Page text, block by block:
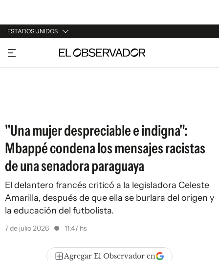
ESTADOS UNIDOS
URUGUAY
ARGENTINA
"Una mujer despreciable e indigna":
Mbappé condena los mensajes racistas
de una senadora paraguaya
El delantero francés criticó a la legisladora Celeste
Amarilla, después de que ella se burlara del origen y
la educación del futbolista.
7 de julio 2026 11:47 hs
Agregar El Observador en